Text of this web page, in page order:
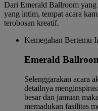
Dari Emerald Ballroom
yang intim, tempat acara
terobosan kreatif.
Kemegahan Bertemu
Emerald
Selenggarakan acara
detailnya
besar dan jamuan
memadukan fasilitas